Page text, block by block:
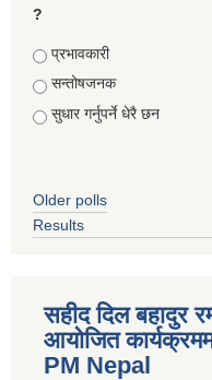
?
Choices
प्रभावकारी
सन्तोषजनक
सुधार गर्नुपर्ने धेरै छन
Older polls
Results
सहीद दिल बहादुर
आयोजित
PM Nepal